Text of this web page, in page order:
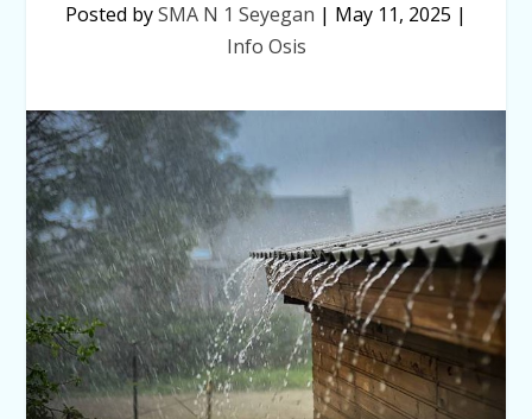
Posted bySMA N 1 Seyegan | May 11, 2025 |
Info Osis